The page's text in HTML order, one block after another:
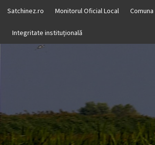
content
Satchinez.ro Monitorul Oficial Local Comuna
Integritate instituțională